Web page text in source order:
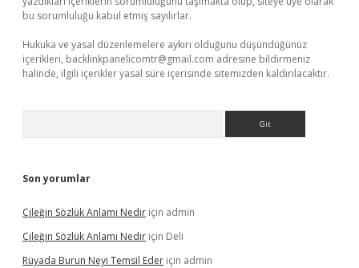
bu sorumluluğu kabul etmiş sayılırlar.
Hukuka ve yasal düzenlemelere aykırı olduğunu düşündüğünüz
içerikleri, backlinkpanelicomtr@gmail.com adresine bildirmeniz
halinde, ilgili içerikler yasal süre içerisinde sitemizden kaldırılacaktır.
Son yorumlar
Çileğin Sözlük Anlamı Nedir için admin
Çileğin Sözlük Anlamı Nedir için Deli
Rüyada Burun Neyi Temsil Eder için admin